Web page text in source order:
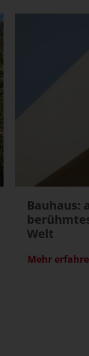
Bauhaus:
Welt
Mehr